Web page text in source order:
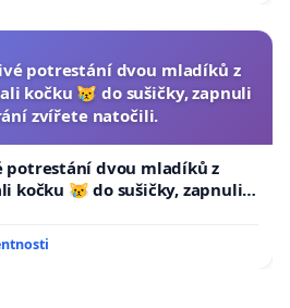
potrestání dvou mladíků z
kočku 😿 do sušičky, zapnuli
zvířete natočili.
potrestání dvou mladíků z
kočku 😿 do sušičky, zapnuli ji